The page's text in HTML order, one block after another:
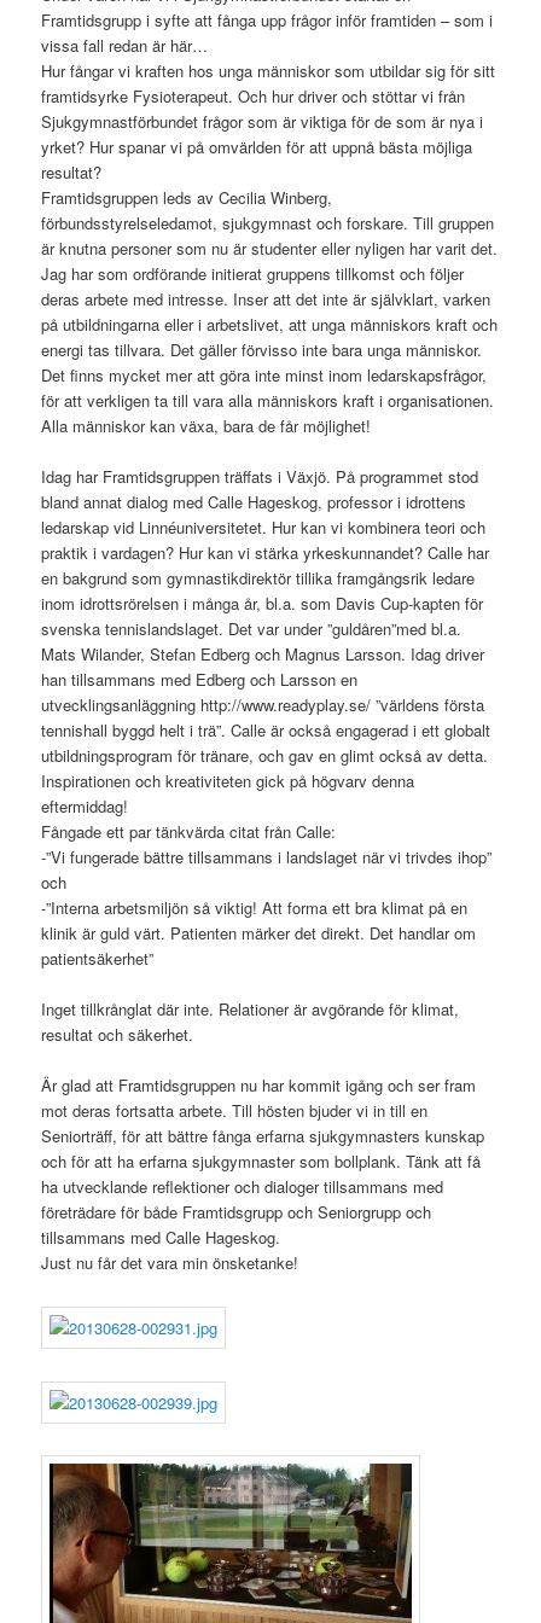
Framtidsgrupp i syfte att fånga upp frågor inför framtiden – som i
vissa fall redan är här…
Hur fångar vi kraften hos unga människor som utbildar sig för sitt
framtidsyrke Fysioterapeut. Och hur driver och stöttar vi från
Sjukgymnastförbundet frågor som är viktiga för de som är nya i
yrket? Hur spanar vi på omvärlden för att uppnå bästa möjliga
resultat?
Framtidsgruppen leds av Cecilia Winberg,
förbundsstyrelseledamot, sjukgymnast och forskare. Till gruppen
är knutna personer som nu är studenter eller nyligen har varit det.
Jag har som ordförande initierat gruppens tillkomst och följer
deras arbete med intresse. Inser att det inte är självklart, varken
på utbildningarna eller i arbetslivet, att unga människors kraft och
energi tas tillvara. Det gäller förvisso inte bara unga människor.
Det finns mycket mer att göra inte minst inom ledarskapsfrågor,
för att verkligen ta till vara alla människors kraft i organisationen.
Alla människor kan växa, bara de får möjlighet!
Idag har Framtidsgruppen träffats i Växjö. På programmet stod
bland annat dialog med Calle Hageskog, professor i idrottens
ledarskap vid Linnéuniversitetet. Hur kan vi kombinera teori och
praktik i vardagen? Hur kan vi stärka yrkeskunnandet? Calle har
en bakgrund som gymnastikdirektör tillika framgångsrik ledare
inom idrottsrörelsen i många år, bl.a. som Davis Cup-kapten för
svenska tennislandslaget. Det var under ”guldåren”med bl.a.
Mats Wilander, Stefan Edberg och Magnus Larsson. Idag driver
han tillsammans med Edberg och Larsson en
utvecklingsanläggning http://www.readyplay.se/ ”världens första
tennishall byggd helt i trä”. Calle är också engagerad i ett globalt
utbildningsprogram för tränare, och gav en glimt också av detta.
Inspirationen och kreativiteten gick på högvarv denna
eftermiddag!
Fångade ett par tänkvärda citat från Calle:
-”Vi fungerade bättre tillsammans i landslaget när vi trivdes ihop”
och
-”Interna arbetsmiljön så viktig! Att forma ett bra klimat på en
klinik är guld värt. Patienten märker det direkt. Det handlar om
patientsäkerhet”
Inget tillkrånglat där inte. Relationer är avgörande för klimat,
resultat och säkerhet.
Är glad att Framtidsgruppen nu har kommit igång och ser fram
mot deras fortsatta arbete. Till hösten bjuder vi in till en
Seniorträff, för att bättre fånga erfarna sjukgymnasters kunskap
och för att ha erfarna sjukgymnaster som bollplank. Tänk att få
ha utvecklande reflektioner och dialoger tillsammans med
företrädare för både Framtidsgrupp och Seniorgrupp och
tillsammans med Calle Hageskog.
Just nu får det vara min önsketanke!